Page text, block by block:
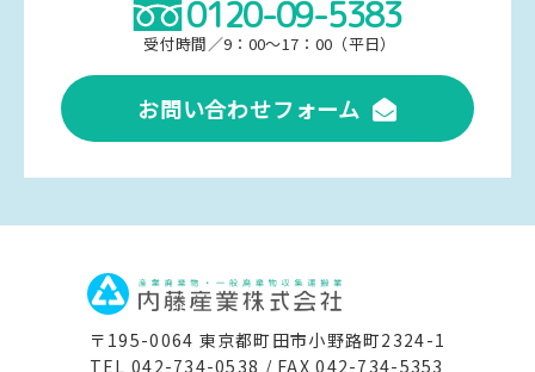
0120-09-5383
受付時間／9：00～17：00（平日）
お問い合わせフォーム
〒195-0064 東京都町田市小野路町2324-1
TEL 042-734-0538 / FAX 042-734-5353